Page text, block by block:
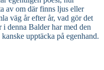
av om där finns ljus eller
väg år efter år, vad gör det
denna Balder har med den
upptäcka på egenhand.